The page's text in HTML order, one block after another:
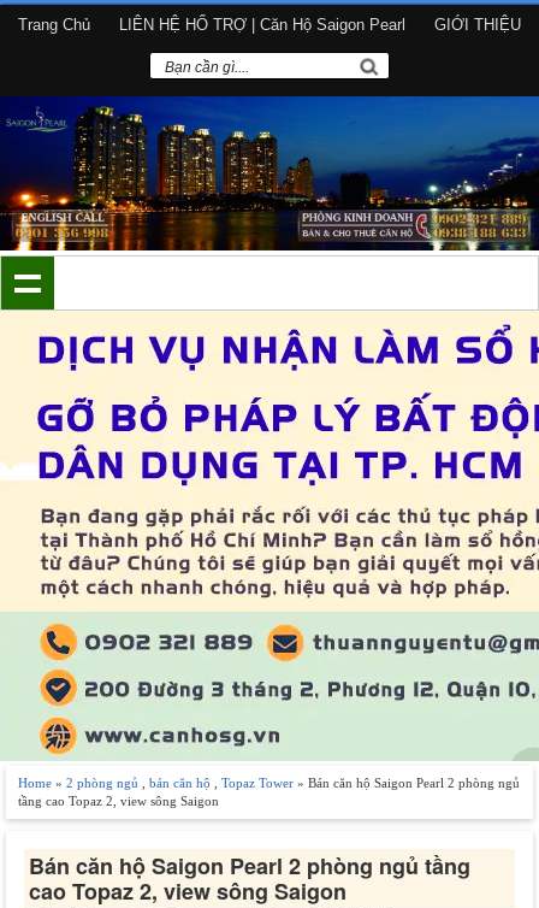
Trang Chủ LIÊN HỆ HỔ TRỢ | Căn Hộ Saigon Pearl GIỚI THIỆU
Home » 2 phòng ngủ bán căn hộ Topaz Tower » Bán căn hộ Saigon Pearl 2 phòng ngủ
tầng cao Topaz 2, view sông Saigon
Bán căn hộ Saigon Pearl 2 phòng ngủ tầng
cao Topaz 2, view sông Saigon